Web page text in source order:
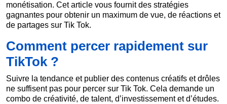
monétisation. Cet article vous fournit des stratégies
gagnantes pour obtenir un maximum de vue, de réactions et
de partages sur Tik Tok.
Comment percer rapidement sur
TikTok ?
Suivre la tendance et publier des contenus créatifs et drôles
ne suffisent pas pour percer sur Tik Tok. Cela demande un
combo de créativité, de talent, d’investissement et d’études.